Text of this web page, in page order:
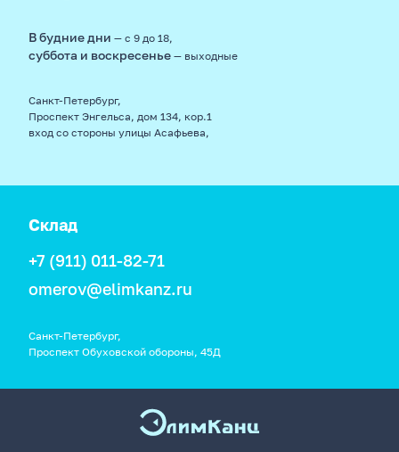
В будние дни — с 9 до 18,
суббота и воскресенье — выходные
Санкт-Петербург,
Проспект Энгельса, дом 134, кор.1
вход со стороны улицы Асафьева,
Склад
+7 (911) 011-82-71
omerov@elimkanz.ru
Санкт-Петербург,
Проспект Обуховской обороны, 45Д